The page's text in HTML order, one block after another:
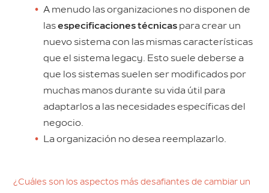
A menudo las organizaciones no disponen de
lasespecificaciones técnicas para crear un
nuevo sistema con las mismas características
que el sistema legacy. Esto suele deberse a
que los sistemas suelen ser modificados por
muchas manos durante su vida útil para
adaptarlos a las necesidades específicas del
negocio.
La organización no desea reemplazarlo.
¿Cuáles son los aspectos más desafiantes de cambiar un